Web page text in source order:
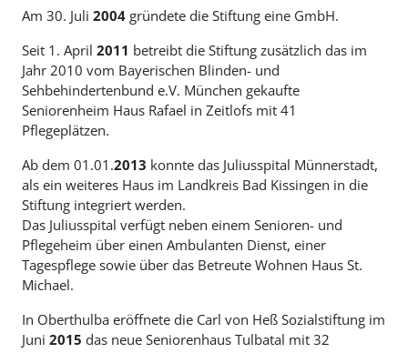
Am 30. Juli 2004 gründete die Stiftung eine GmbH.
Seit 1. April 2011 betreibt die Stiftung zusätzlich das im
Jahr 2010 vom Bayerischen Blinden- und
Sehbehindertenbund e.V. München gekaufte
Seniorenheim Haus Rafael in Zeitlofs mit 41
Pflegeplätzen.
Ab dem 01.01.2013 konnte das Juliusspital Münnerstadt,
als ein weiteres Haus im Landkreis Bad Kissingen in die
Stiftung integriert werden.
Das Juliusspital verfügt neben einem Senioren- und
Pflegeheim über einen Ambulanten Dienst, einer
Tagespflege sowie über das Betreute Wohnen Haus St.
Michael.
In Oberthulba eröffnete die Carl von Heß Sozialstiftung im
Juni 2015 das neue Seniorenhaus ­Tulbatal mit 32